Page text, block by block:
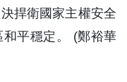
捍衛國家主權安全
平穩定。 (鄭裕華